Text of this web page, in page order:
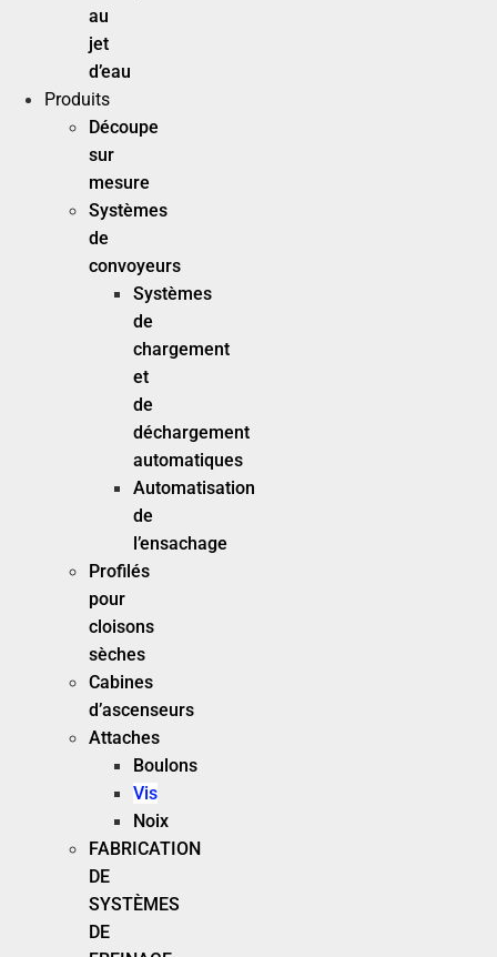
au
jet
d’eau
Produits
Découpe
sur
mesure
Systèmes
de
convoyeurs
Systèmes
de
chargement
et
de
déchargement
automatiques
Automatisation
de
l’ensachage
Profilés
pour
cloisons
sèches
Cabines
d’ascenseurs
Attaches
Boulons
Vis
Noix
FABRICATION
DE
SYSTÈMES
DE